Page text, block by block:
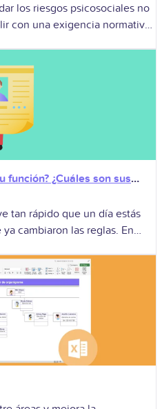
los riesgos psicosociales no
con una exigencia normativa
Bien visto, es más
función? ¿Cuáles son sus
tan rápido que un día estás
cambiaron las reglas. En